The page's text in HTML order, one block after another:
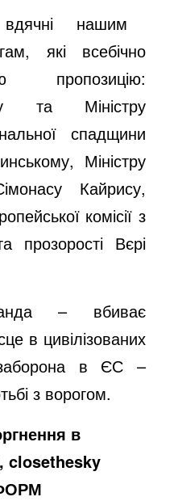
нашим
які всебічно
пропозицію:
та Міністру
спадщини
Міністру
Кайрису,
комісії з
прозорості Вєрі
– вбиває
в цивілізованих
в ЄС –
з ворогом.
в
closethesky